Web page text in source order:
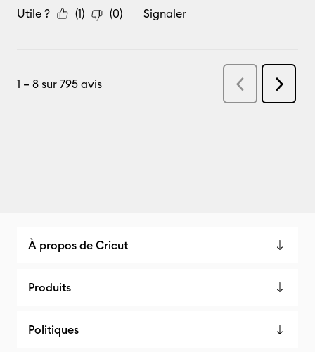
À propos de Cricut
Produits
Politiques